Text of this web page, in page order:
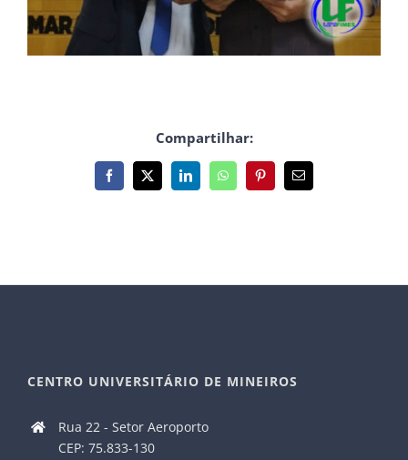
Compartilhar:
Facebook
X LinkedInWhatsAppPinterest
E-
mail
CENTRO UNIVERSITÁRIO DE MINEIROS
Rua 22 - Setor Aeroporto
CEP: 75.833-130